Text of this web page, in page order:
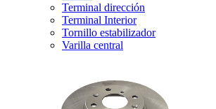
Terminal dirección
Terminal Interior
Tornillo estabilizador
Varilla central